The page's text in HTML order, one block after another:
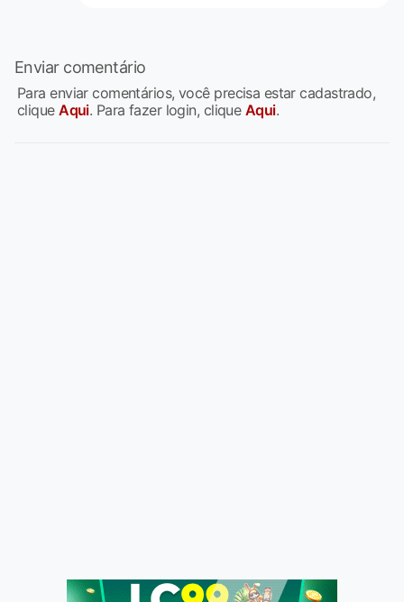
Enviar comentário
Para enviar comentários, você precisa estar cadastrado,
cliqueAqui. Para fazer login, clique Aqui.